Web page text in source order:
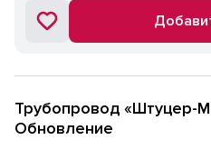
Трубопровод «Штуцер-
Обновление